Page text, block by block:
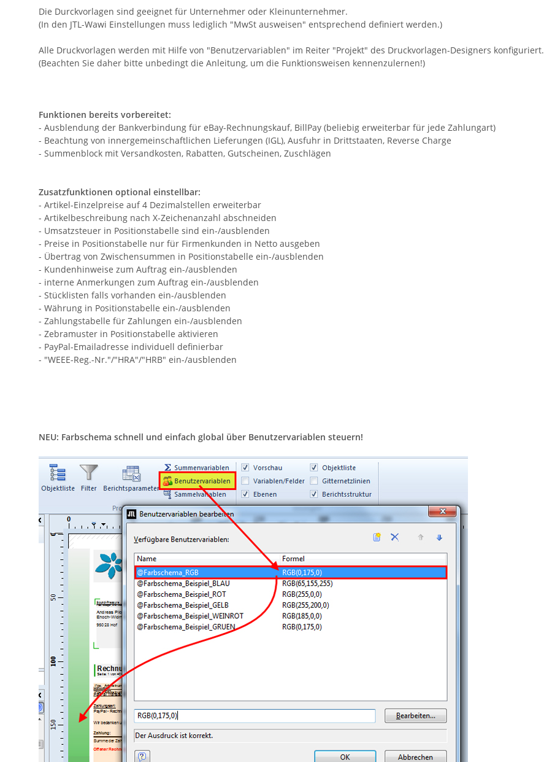
Die Durckvorlagen sind geeignet für Unternehmer oder Kleinunternehmer.
(In den JTL-Wawi Einstellungen muss lediglich "MwSt ausweisen" entsprechend definiert werden.)
Alle Druckvorlagen werden mit Hilfe von "Benutzervariablen" im Reiter "Projekt" des Druckvorlagen-Designers konfiguriert.
(Beachten Sie daher bitte unbedingt die Anleitung, um die Funktionsweisen kennenzulernen!)
Funktionen bereits vorbereitet:
- Ausblendung der Bankverbindung für eBay-Rechnungskauf, BillPay (beliebig erweiterbar für jede Zahlungart)
- Beachtung von innergemeinschaftlichen Lieferungen (IGL), Ausfuhr in Drittstaaten, Reverse Charge
- Summenblock mit Versandkosten, Rabatten, Gutscheinen, Zuschlägen
Zusatzfunktionen optional einstellbar:
- Artikel-Einzelpreise auf 4 Dezimalstellen erweiterbar
- Artikelbeschreibung nach X-Zeichenanzahl abschneiden
- Umsatzsteuer in Positionstabelle sind ein-/ausblenden
- Preise in Positionstabelle nur für Firmenkunden in Netto ausgeben
- Übertrag von Zwischensummen in Positionstabelle ein-/ausblenden
- Kundenhinweise zum Auftrag ein-/ausblenden
- interne Anmerkungen zum Auftrag ein-/ausblenden
- Stücklisten falls vorhanden ein-/ausblenden
- Währung in Positionstabelle ein-/ausblenden
- Zahlungstabelle für Zahlungen ein-/ausblenden
- Zebramuster in Positionstabelle aktivieren
- PayPal-Emailadresse individuell definierbar
- "WEEE-Reg.-Nr."/"HRA"/"HRB" ein-/ausblenden
NEU: Farbschema schnell und einfach global über Benutzervariablen steuern!